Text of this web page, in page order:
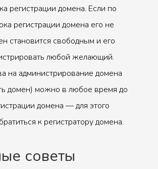
регистрации домена. Если по
регистрации домена его не
становится свободным и его
любой желающий.
на администрирование домена
домен) можно в любое время до
домена — для этого
к регистратору домена.
советы